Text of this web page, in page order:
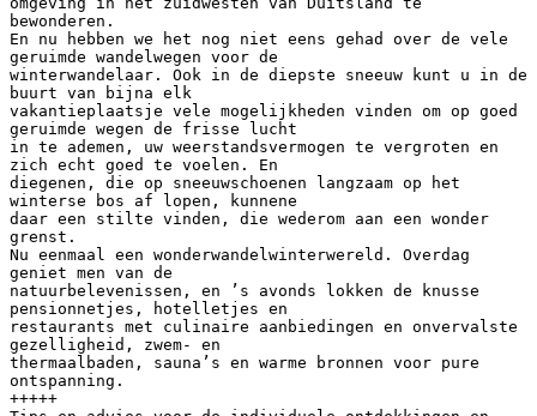
bewonderen.
En nu hebben we het nog niet eens gehad over de vele
geruimde wandelwegen voor de
winterwandelaar. Ook in de diepste sneeuw kunt u in de
buurt van bijna elk
vakantieplaatsje vele mogelijkheden vinden om op goed
geruimde wegen de frisse lucht
in te ademen, uw weerstandsvermogen te vergroten en
zich echt goed te voelen. En
diegenen, die op sneeuwschoenen langzaam op het
winterse bos af lopen, kunnene
daar een stilte vinden, die wederom aan een wonder
grenst.
Nu eenmaal een wonderwandelwinterwereld. Overdag
geniet men van de
natuurbelevenissen, en ’s avonds lokken de knusse
pensionnetjes, hotelletjes en
restaurants met culinaire aanbiedingen en onvervalste
gezelligheid, zwem- en
thermaalbaden, sauna’s en warme bronnen voor pure
ontspanning.
+++++